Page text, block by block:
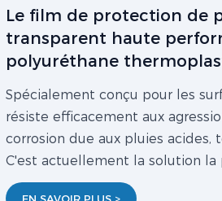
Le film de protection de
transparent haute
polyuréthane
Spécialement conçu pour les
résiste efficacement aux
corrosion due aux pluies
C'est actuellement la solution